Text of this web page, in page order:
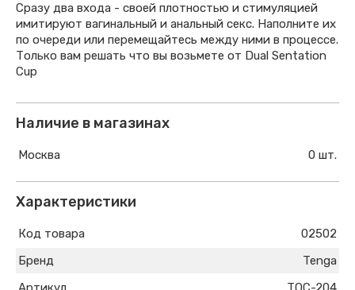
Сразу два входа - своей плотностью и стимуляцией
имитируют вагинальный и анальный секс. Наполните их
по очереди или перемещайтесь между ними в процессе.
Только вам решать что вы возьмете от Dual Sentation
Cup
Наличие в магазинах
Москва 0 шт.
Характеристики
Код товара
02502
Бренд
Tenga